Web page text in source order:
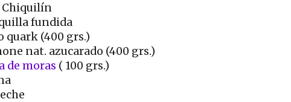
Chiquilín
fundida
quark (400 grs.)
nat. azucarado (400 grs.)
de moras ( 100 grs.)